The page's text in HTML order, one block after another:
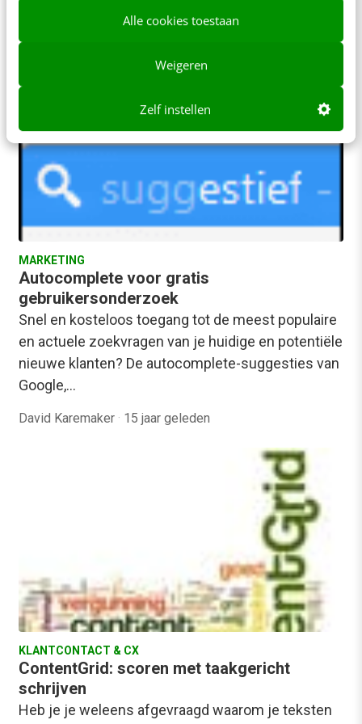
Alle cookies toestaan
Weigeren
Zelf instellen
14 jaar geleden
MARKETING
Autocomplete voor gratis
gebruikersonderzoek
Snel en kosteloos toegang tot de meest populaire
en actuele zoekvragen van je huidige en potentiële
nieuwe klanten? De autocomplete-suggesties van
Google,…
David Karemaker · 15 jaar geleden
KLANTCONTACT & CX
ContentGrid: scoren met taakgericht
schrijven
Heb je je weleens afgevraagd waarom je teksten